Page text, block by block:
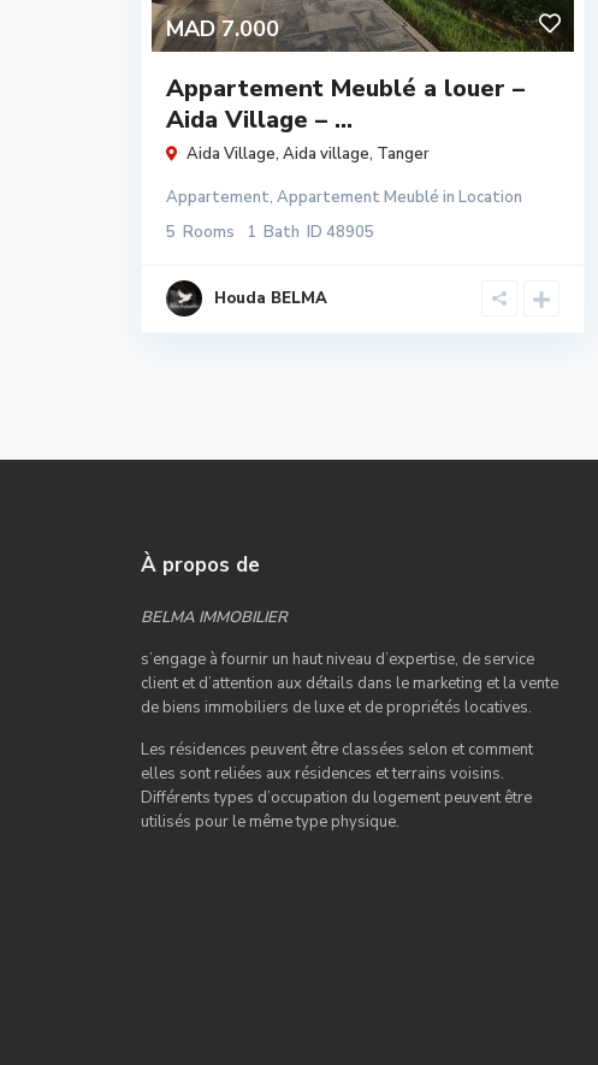
MAD 7.000
Appartement Meublé a louer –
Aida Village – ...
Aida Village, Aida village, Tanger
Appartement, Appartement Meublé in Location
5 Rooms 1 Bath ID 48905
Houda BELMA
À propos de
BELMA IMMOBILIER
s’engage à fournir un haut niveau d’expertise, de service
client et d’attention aux détails dans le marketing et la vente
de biens immobiliers de luxe et de propriétés locatives.
Les résidences peuvent être classées selon et comment
elles sont reliées aux résidences et terrains voisins.
Différents types d’occupation du logement peuvent être
utilisés pour le même type physique.